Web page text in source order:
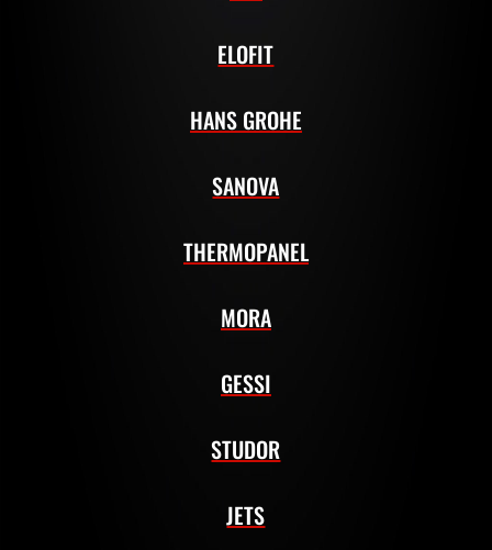
ELOFIT
HANS GROHE
SANOVA
THERMOPANEL
MORA
GESSI
STUDOR
JETS